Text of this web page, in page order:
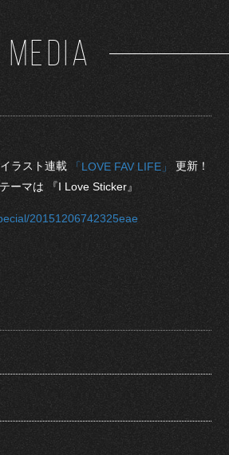
MEDIA
ラスト連載 「LOVE FAV LIFE」 更新！
ーマは 『I Love Sticker』
20151206742325eae